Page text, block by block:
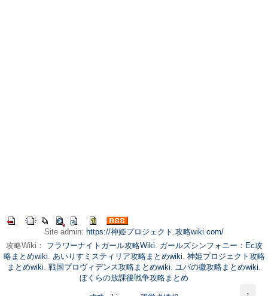
Site admin: https://神姫プロジェクト.攻略wiki.com/
攻略Wiki： フラワーナイトガール攻略Wiki. ガールズシンフォニー：Ec攻
略まとめwiki. あいりすミスティリア攻略まとめwiki. 神姫プロジェクト攻略
まとめwiki. 戦国プロヴィデンス攻略まとめwiki. ユバの徽攻略まとめwiki.
ぼくらの放課後戦争攻略まとめ